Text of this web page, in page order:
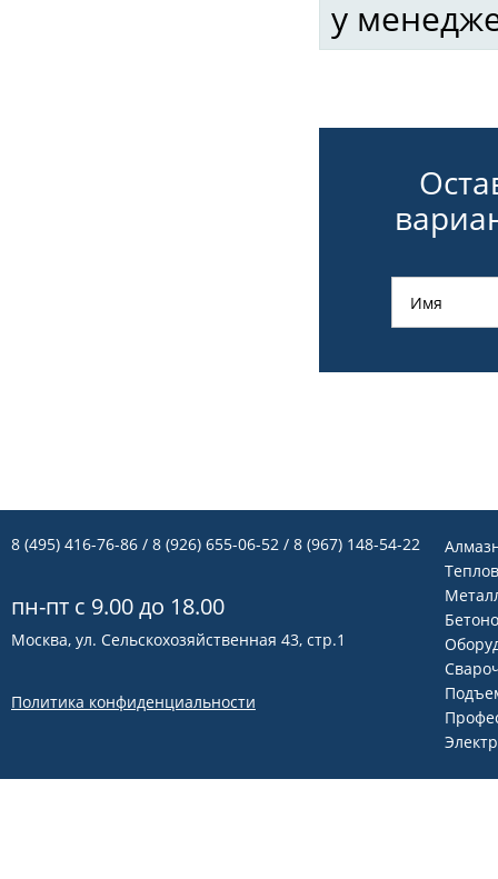
у
8 (495) 416-76-86 / 8 (926) 655-06-52 / 8 (967) 148-54-22
пн-пт с 9.00 до 18.00
Москва, ул. Сельскохозяйственная 43, стр.1
Политика конфиденциальности